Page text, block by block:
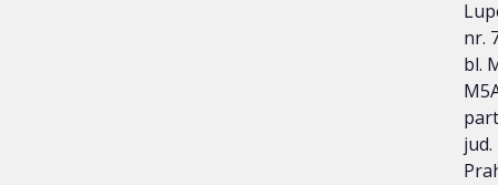
nr.
bl.
jud.